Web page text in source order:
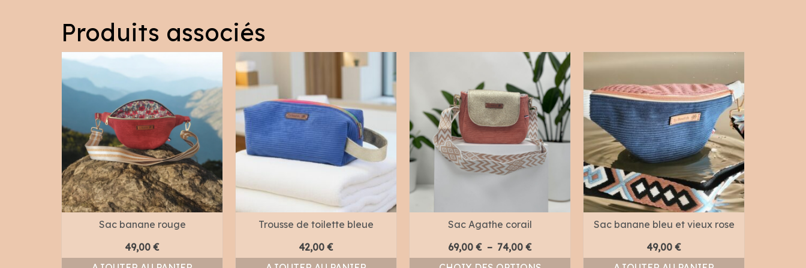
Produits associés
Sac banane rouge
49,00 €
Trousse de toilette bleue
42,00 €
Sac Agathe corail
69,00 € – 74,00 €Plage
de
Sac banane bleu et vieux rose
49,00 €